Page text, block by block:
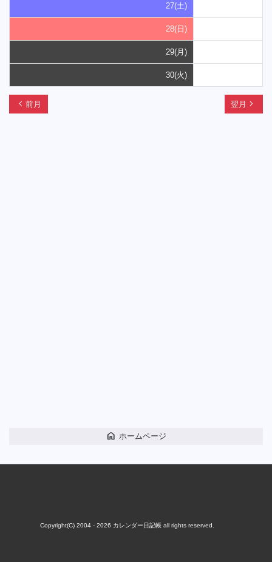
27(土)
28(日)
29(月)
30(火)
chevron_left 前月 翌月 navigate_next
home ホームページ
Copyright(C) 2004 - 2026 カレンダー日記帳all rights reserved.